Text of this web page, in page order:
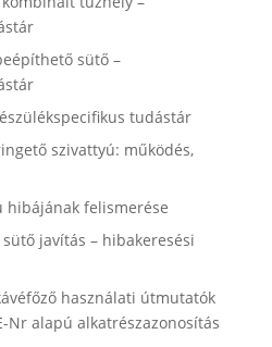
sütő –
tudástár
szivattyú: működés,
hibájának felismerése
javítás – hibakeresési
használati útmutatók
Nr alapú alkatrészazonosítás